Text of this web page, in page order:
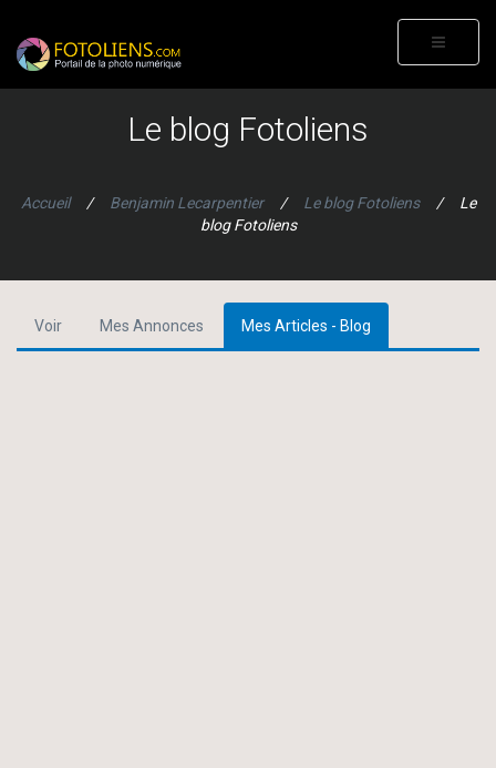
Toggle
Le blog Fotoliens
Accueil/ Benjamin Lecarpentier/ Le blog Fotoliens/ Le
blog Fotoliens
Onglets principaux
Voir Mes Annonces Mes Articles - Blog
actif)